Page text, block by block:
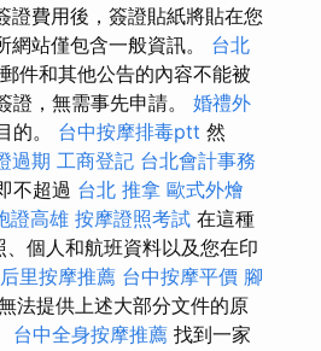
證費用後，簽證貼紙將貼在您
站僅包含一般資訊。 台北
件和其他公告的內容不能被
證，無需事先申請。 婚禮外
的。 台中按摩排毒ptt 然
過期 工商登記 台北會計事務
不超過 台北 推拿 歐式外燴
證高雄 按摩證照考試 在這種
個人和航班資料以及您在印
后里按摩推薦 台中按摩平價 腳
法提供上述大部分文件的原
台中全身按摩推薦 找到一家